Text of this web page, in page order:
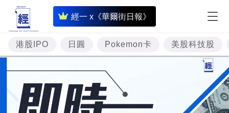
經一 x《華爾街日報》
即
時
財
經
專
題
投
港股IPO 日圓 Pokemon卡 美股科技股